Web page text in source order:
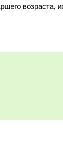
возраста,